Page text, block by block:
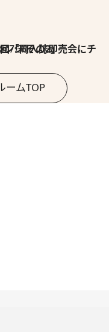
人誌即売会にチャレンジ その2」
ームTOP